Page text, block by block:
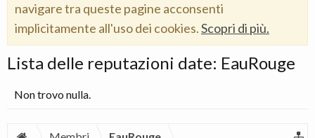
navigare tra queste pagine acconsenti
implicitamente all'uso dei cookies.Scopri di più.
Lista delle reputazioni date: EauRouge
Non trovo nulla.